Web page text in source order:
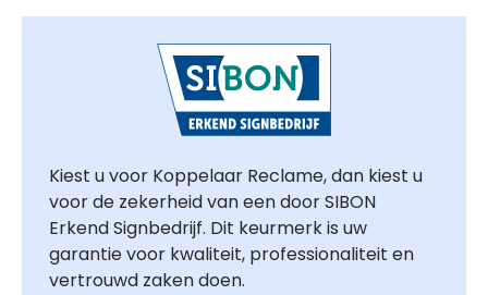
Kiest u voor Koppelaar Reclame, dan kiest u
voor de zekerheid van een door SIBON
Erkend Signbedrijf. Dit keurmerk is uw
garantie voor kwaliteit, professionaliteit en
vertrouwd zaken doen.